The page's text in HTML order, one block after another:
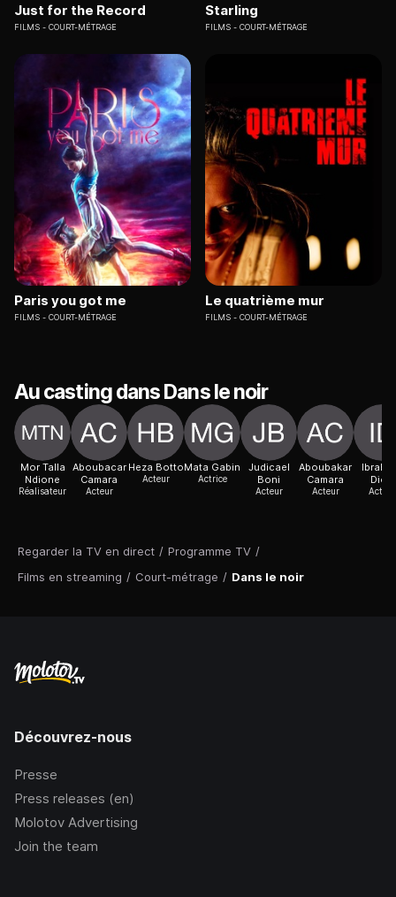
Regarder la TV en direct / Programme TV /
Films en streaming / Court-métrage / Dans le noir
Just for the Record
FILMS COURT-MÉTRAGE
Starling
FILMS COURT-MÉTRAGE
Paris you got me
FILMS COURT-MÉTRAGE
Le quatrième mur
FILMS COURT-MÉTRAGE
Au casting dans Dans le noir
Mor Talla
Ndione
Réalisateur
Aboubacar
Camara
Acteur
Heza Botto
Acteur
Mata Gabin
Actrice
Judicael
Boni
Acteur
Aboubakar
Camara
Acteur
Diop
Acteur
Découvrez-nous
Presse
Press releases (en)
Molotov Advertising
Join the team